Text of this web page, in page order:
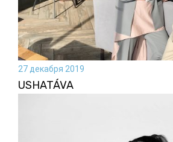
27 декабря 2019
USHATÁVA